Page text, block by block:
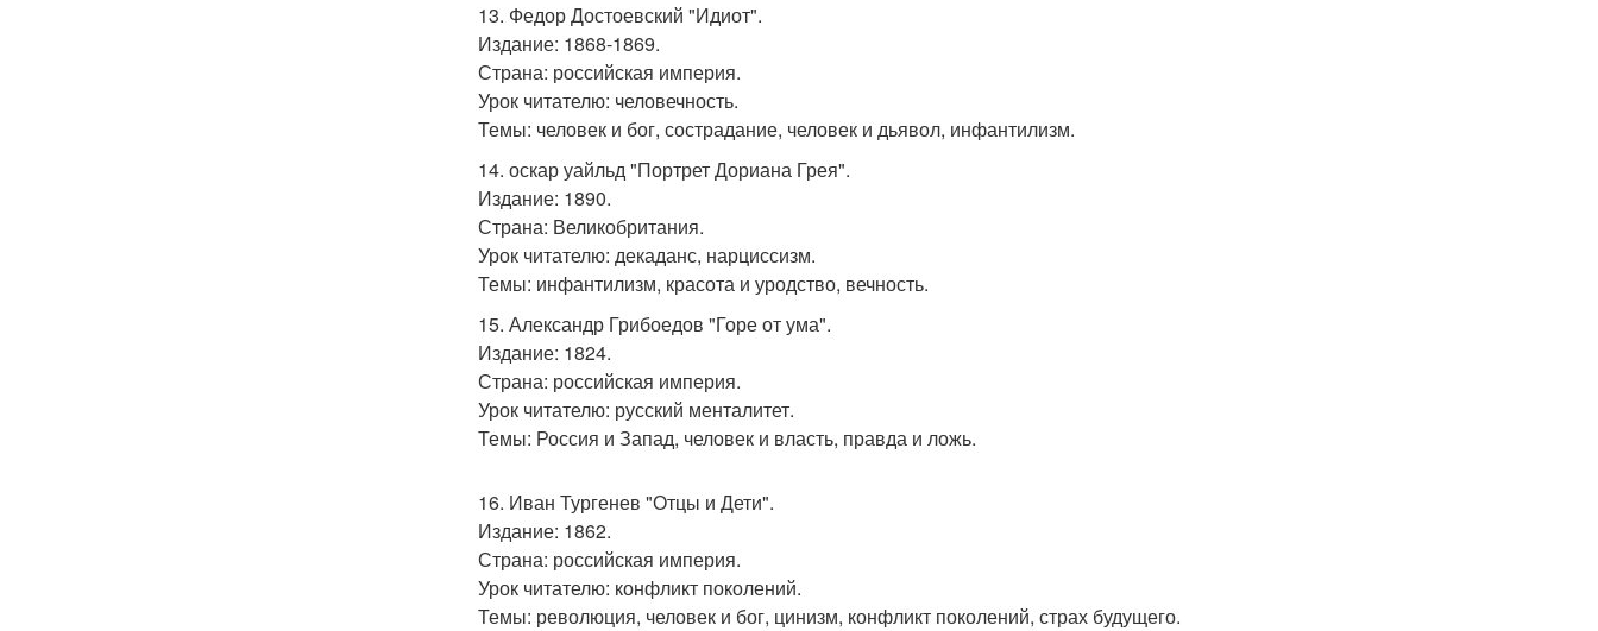
13. Федор Достоевский "Идиот".
Издание: 1868-1869.
Страна: российская империя.
Урок читателю: человечность.
Темы: человек и бог, сострадание, человек и дьявол, инфантилизм.
14. оскар уайльд "Портрет Дориана Грея".
Издание: 1890.
Страна: Великобритания.
Урок читателю: декаданс, нарциссизм.
Темы: инфантилизм, красота и уродство, вечность.
15. Александр Грибоедов "Горе от ума".
Издание: 1824.
Страна: российская империя.
Урок читателю: русский менталитет.
Темы: Россия и Запад, человек и власть, правда и ложь.
16. Иван Тургенев "Отцы и Дети".
Издание: 1862.
Страна: российская империя.
Урок читателю: конфликт поколений.
Темы: революция, человек и бог, цинизм, конфликт поколений, страх будущего.